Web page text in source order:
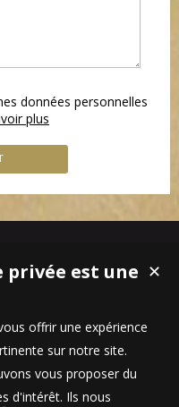
données personnelles
plus
✕
privée est une
offrir une expérience
sur notre site.
vous proposer du
d'intérêt. Ils nous